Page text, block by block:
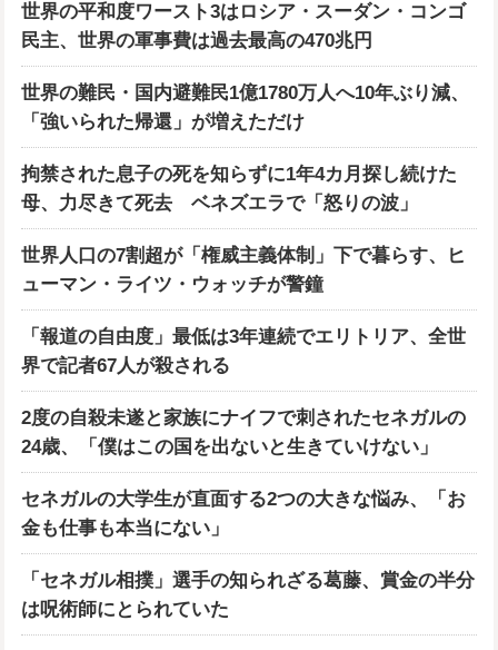
世界の平和度ワースト3はロシア・スーダン・コンゴ
民主、世界の軍事費は過去最高の470兆円
世界の難民・国内避難民1億1780万人へ10年ぶり減、
「強いられた帰還」が増えただけ
拘禁された息子の死を知らずに1年4カ月探し続けた
母、力尽きて死去 ベネズエラで「怒りの波」
世界人口の7割超が「権威主義体制」下で暮らす、ヒ
ューマン・ライツ・ウォッチが警鐘
「報道の自由度」最低は3年連続でエリトリア、全世
界で記者67人が殺される
2度の自殺未遂と家族にナイフで刺されたセネガルの
24歳、「僕はこの国を出ないと生きていけない」
セネガルの大学生が直面する2つの大きな悩み、「お
金も仕事も本当にない」
「セネガル相撲」選手の知られざる葛藤、賞金の半分
は呪術師にとられていた